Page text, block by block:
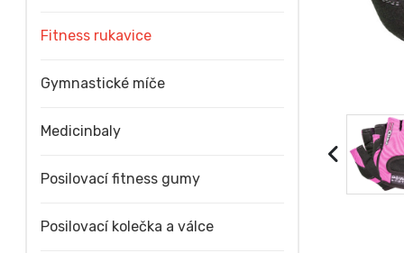
Fitness rukavice
Gymnastické míče
Medicinbaly
Posilovací fitness gumy
Posilovací kolečka a válce